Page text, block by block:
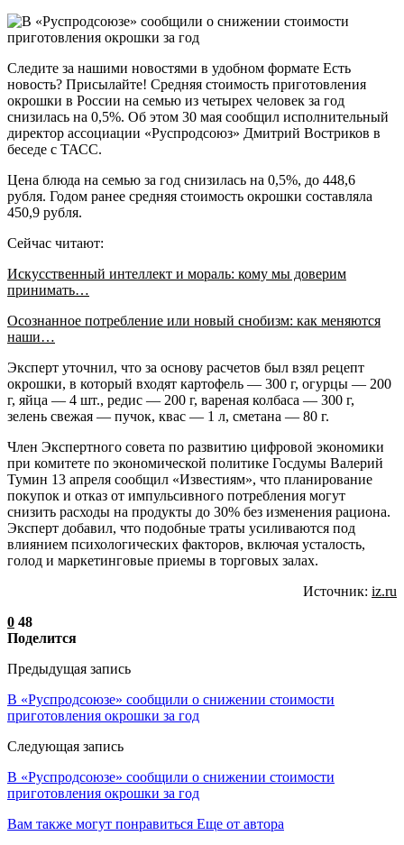
Следите за нашими новостями в удобном формате Есть
новость? Присылайте! Средняя стоимость приготовления
окрошки в России на семью из четырех человек за год
снизилась на 0,5%. Об этом 30 мая сообщил исполнительный
директор ассоциации «Руспродсоюз» Дмитрий Востриков в
беседе с ТАСС.
Цена блюда на семью за год снизилась на 0,5%, до 448,6
рубля. Годом ранее средняя стоимость окрошки составляла
450,9 рубля.
Сейчас читают:
Искусственный интеллект и мораль: кому мы доверим
принимать…
Осознанное потребление или новый снобизм: как меняются
наши…
Эксперт уточнил, что за основу расчетов был взял рецепт
окрошки, в который входят картофель — 300 г, огурцы — 200
г, яйца — 4 шт., редис — 200 г, вареная колбаса — 300 г,
зелень свежая — пучок, квас — 1 л, сметана — 80 г.
Член Экспертного совета по развитию цифровой экономики
при комитете по экономической политике Госдумы Валерий
Тумин 13 апреля сообщил «Известиям», что планирование
покупок и отказ от импульсивного потребления могут
снизить расходы на продукты до 30% без изменения рациона.
Эксперт добавил, что подобные траты усиливаются под
влиянием психологических факторов, включая усталость,
голод и маркетинговые приемы в торговых залах.
Источник: iz.ru
0 48
Поделится
Предыдущая запись
В «Руспродсоюзе» сообщили о снижении стоимости
приготовления окрошки за год
Следующая запись
В «Руспродсоюзе» сообщили о снижении стоимости
приготовления окрошки за год
Вам также могут понравиться Еще от автора